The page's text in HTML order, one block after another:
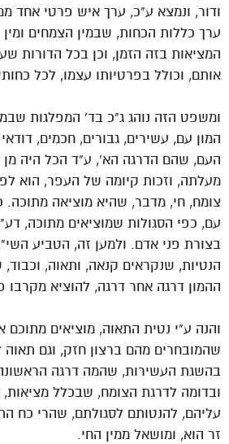
ודור, ונמצא ע"כ, ערך איש פרטי אחד
ערך כללות הכחות, שבמין הצמחים
המציאות בזה הזמן, וכן בכל הדורות
אותם, וכולל בפרטיותו עצמו, לכל
ומשפט הזה נוהג ג"כ בד' המפלגות
המון עם, עשירים, גבורים, חכמים,
העם, שהם הדרגה הא', ע"ד הכל היה מן
מעלתה, וזכות קיומה של העפר, הוא
צומח, חי, מדבר, שהיא מוציאה מתוכה.
עם, כפי הסגולות שמוציאים מתוכה,
בצורת פני אדם. ולמען זה, הטביע
הנטיות, שנקראים קנאה, ותאוה,
ההמון דרגה אחר דרגה, להוציא מקרבו
והנה ע"י נטית התאוה, מוציאים מתוכם
שהמובחרים מהם ברצון חזק, וגם תאוה
בהשגת העשירות, שהמה דרגה
ובדומה לדרגת הצומח, שבכלל
עליהם, להנטותם לסגולתם, שהרי כח
זר הוא, ומושאל ממין החי.